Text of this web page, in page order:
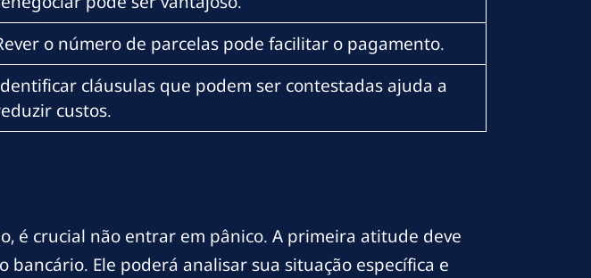
o número de parcelas pode facilitar o pagamento.
cláusulas que podem ser contestadas ajuda a
custos.
é crucial não entrar em pânico. A primeira atitude deve
Ele poderá analisar sua situação específica e